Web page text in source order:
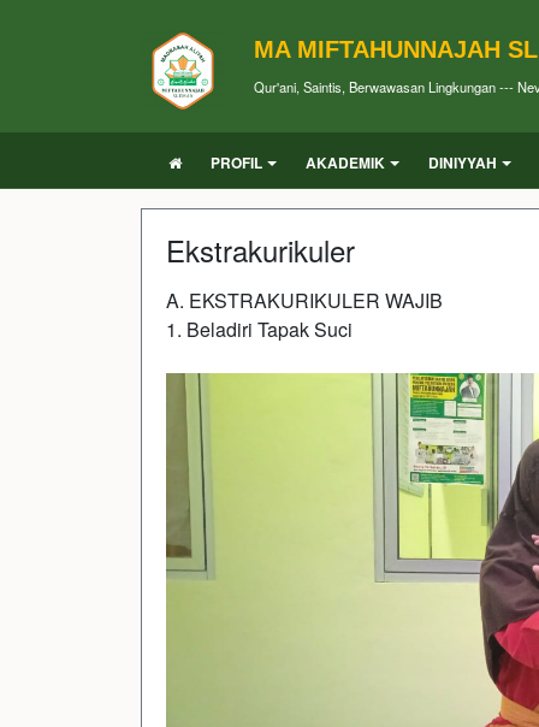
MA MIFTAHUNNAJAH
Qur'ani, Saintis, Berwawasan Lingkungan ---
PROFIL AKADEMIK DINIYYAH
Ekstrakurikuler
A. EKSTRAKURIKULER WAJIB
1. Beladiri Tapak Suci